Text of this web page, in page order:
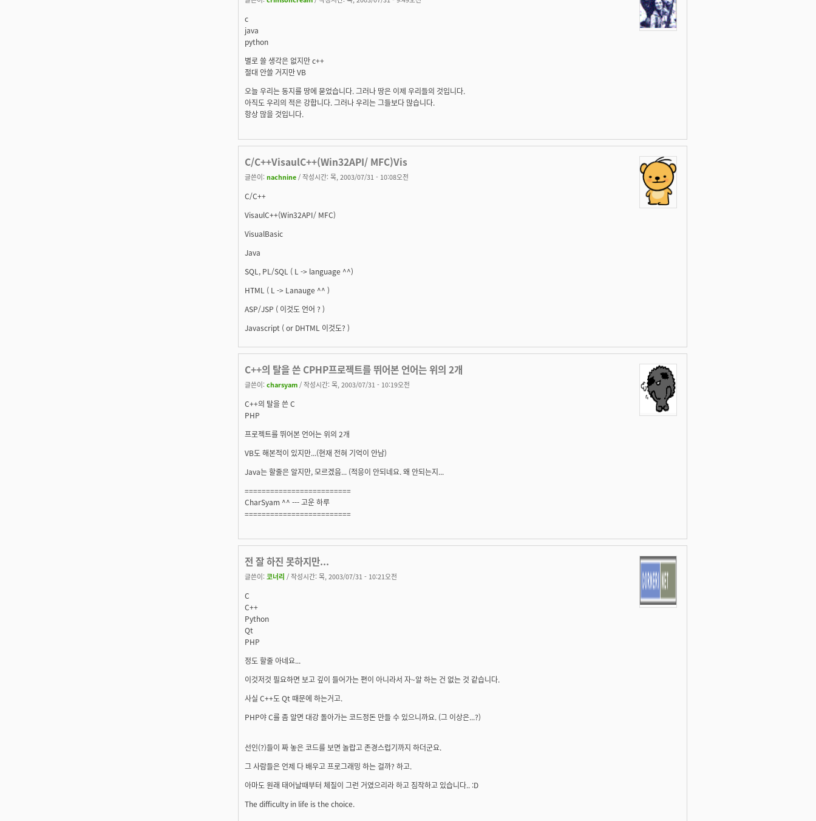
c
java
python
별로 쓸 생각은 없지만 c++
절대 안쓸 거지만 VB
오늘 우리는 동지를 땅에 묻었습니다. 그러나 땅은 이제 우리들의 것입니다.
아직도 우리의 적은 강합니다. 그러나 우리는 그들보다 많습니다.
항상 많을 것입니다.
C/C++VisaulC++(Win32API/ MFC)Vis
글쓴이: nachnine / 작성시간: 목, 2003/07/31 - 10:08오전
C/C++
VisaulC++(Win32API/ MFC)
VisualBasic
Java
SQL, PL/SQL ( L -> language ^^)
HTML ( L -> Lanauge ^^ )
ASP/JSP ( 이것도 언어 ? )
Javascript ( or DHTML 이것도? )
C++의 탈을 쓴 CPHP프로젝트를 뛰어본 언어는 위의 2개
글쓴이: charsyam / 작성시간: 목, 2003/07/31 - 10:19오전
C++의 탈을 쓴 C
PHP
프로젝트를 뛰어본 언어는 위의 2개
VB도 해본적이 있지만...(현재 전혀 기억이 안남)
Java는 할줄은 알지만, 모르겠음... (적응이 안되네요. 왜 안되는지...
=========================
CharSyam ^^ --- 고운 하루
=========================
전 잘 하진 못하지만...
글쓴이: 코너리 / 작성시간: 목, 2003/07/31 - 10:21오전
C
C++
Python
Qt
PHP
정도 할줄 아네요...
이것저것 필요하면 보고 깊이 들어가는 편이 아니라서 자~알 하는 건 없는 것 같습니다.
사실 C++도 Qt 때문에 하는거고.
PHP야 C를 좀 알면 대강 돌아가는 코드정돈 만들 수 있으니까요. (그 이상은...?)
선인(?)들이 짜 놓은 코드를 보면 놀랍고 존경스럽기까지 하더군요.
그 사람들은 언제 다 배우고 프로그래밍 하는 걸까? 하고.
아마도 원래 태어날때부터 체질이 그런 거였으리라 하고 짐작하고 있습니다.. :D
The difficulty in life is the choice.